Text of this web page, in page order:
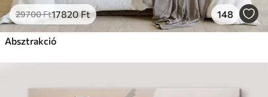
29700Ft17820Ft 148
Absztrakció